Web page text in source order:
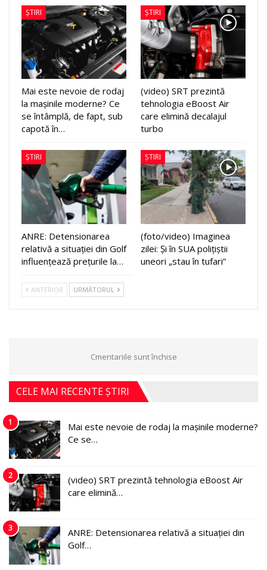
ȘTIRI
Mai este nevoie de rodaj
la mașinile moderne? Ce
se întâmplă, de fapt, sub
capotă în…
ȘTIRI
(video) SRT prezintă
tehnologia eBoost Air
care elimină decalajul
turbo
ȘTIRI
ANRE: Detensionarea
relativă a situației din Golf
influențează prețurile la…
ȘTIRI
(foto/video) Imaginea
zilei: Și în SUA polițiștii
uneori „stau în tufari”
ANTERIOR URMĂTORUL
Cmentariile sunt închise
CELE MAI RECENTE ȘTIRI
1
Mai este nevoie de rodaj la mașinile moderne?
Ce se…
2
(video) SRT prezintă tehnologia eBoost Air
care elimină…
3
ANRE: Detensionarea relativă a situației din
Golf…